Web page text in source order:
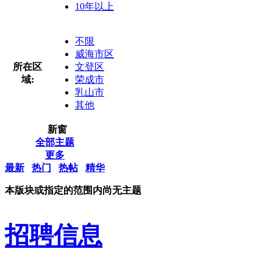
10年以上
所在区
域:
不限
威海市区
文登区
荣成市
乳山市
其他
新窗
全部主题
更多
最新
热门 热帖 精华
本版块或指定的范围内尚无主题
招聘信息